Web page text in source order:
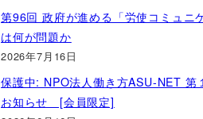
第96回 政府が進める「労使コミュニ
は何が問題か
2026年7月16日
保護中: NPO法人働き方ASU-NET 第
お知らせ [会員限定]